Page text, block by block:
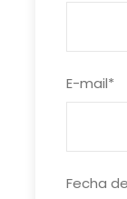
E-mail*
Fecha